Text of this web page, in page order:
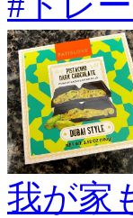
我が家